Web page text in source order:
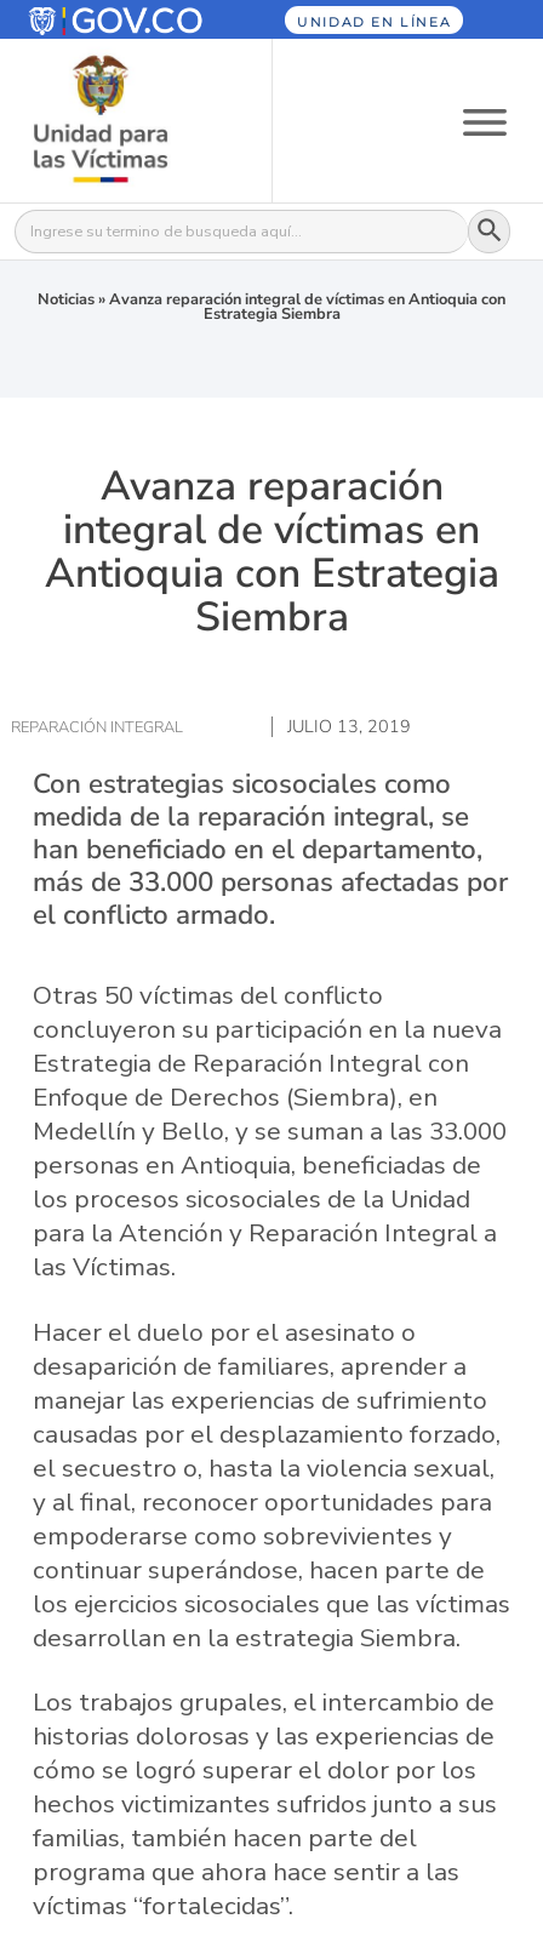
UNIDAD EN LÍNEA
Buscar: Botón
Noticias»Avanza reparación integral de víctimas en Antioquia con
Estrategia Siembra
Avanza reparación
integral de víctimas en
Antioquia con Estrategia
Siembra
REPARACIÓN INTEGRAL JULIO 13, 2019
Con estrategias sicosociales como
medida de la reparación integral, se
han beneficiado en el departamento,
más de 33.000 personas afectadas por
el conflicto armado.
Otras 50 víctimas del conflicto
concluyeron su participación en la nueva
Estrategia de Reparación Integral con
Enfoque de Derechos (Siembra), en
Medellín y Bello, y se suman a las 33.000
personas en Antioquia, beneficiadas de
los procesos sicosociales de la Unidad
para la Atención y Reparación Integral a
las Víctimas.
Hacer el duelo por el asesinato o
desaparición de familiares, aprender a
manejar las experiencias de sufrimiento
causadas por el desplazamiento forzado,
el secuestro o, hasta la violencia sexual,
y al final, reconocer oportunidades para
empoderarse como sobrevivientes y
continuar superándose, hacen parte de
los ejercicios sicosociales que las víctimas
desarrollan en la estrategia Siembra.
Los trabajos grupales, el intercambio de
historias dolorosas y las experiencias de
cómo se logró superar el dolor por los
hechos victimizantes sufridos junto a sus
familias, también hacen parte del
programa que ahora hace sentir a las
víctimas “fortalecidas”.